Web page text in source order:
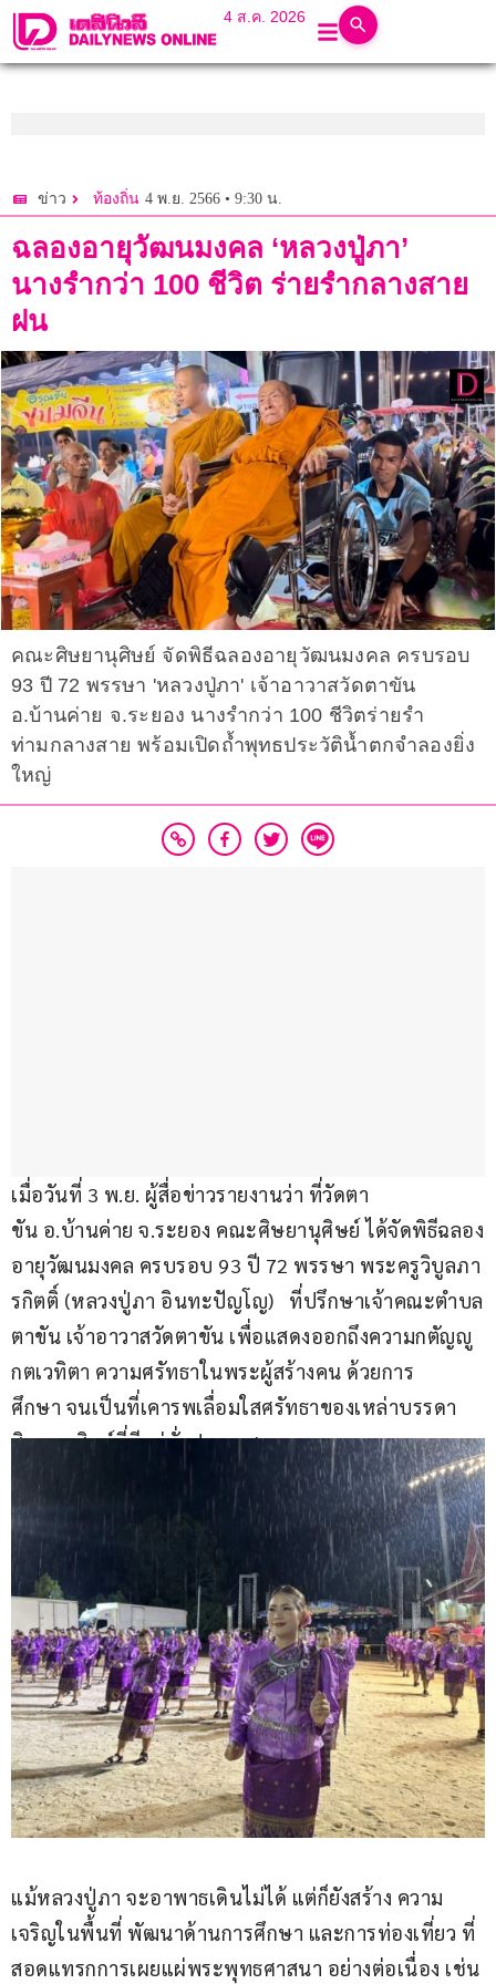
4 ส.ค. 2026
ข่าว ท้องถิ่น 4 พ.ย. 2566 • 9:30 น.
ฉลองอายุวัฒนมงคล ‘หลวงปู่ภา’
นางรำกว่า 100 ชีวิต ร่ายรำกลางสาย
ฝน
คณะศิษยานุศิษย์ จัดพิธีฉลองอายุวัฒนมงคล ครบรอบ
93 ปี 72 พรรษา 'หลวงปู่ภา' เจ้าอาวาสวัดตาขัน
อ.บ้านค่าย จ.ระยอง นางรำกว่า 100 ชีวิตร่ายรำ
ท่ามกลางสาย พร้อมเปิดถ้ำพุทธประวัติน้ำตกจำลองยิ่ง
ใหญ่
เมื่อวันที่ 3 พ.ย. ผู้สื่อข่าวรายงานว่า ที่วัดตา
ขัน อ.บ้านค่าย จ.ระยอง คณะศิษยานุศิษย์ ได้จัดพิธีฉลอง
อายุวัฒนมงคล ครบรอบ 93 ปี 72 พรรษา พระครูวิบูลภา
รกิตติ์ (หลวงปู่ภา อินทะปัญโญ)   ที่ปรึกษาเจ้าคณะตำบล
ตาขัน เจ้าอาวาสวัดตาขัน เพื่อแสดงออกถึงความกตัญญู
กตเวทิตา ความศรัทธาในพระผู้สร้างคน ด้วยการ
ศึกษา จนเป็นที่เคารพเลื่อมใสศรัทธาของเหล่าบรรดา
ศิษยานุศิษย์ที่มีอยู่ทั่วประเทศ
แม้หลวงปู่ภา จะอาพาธเดินไม่ได้ แต่ก็ยังสร้าง ความ
เจริญในพื้นที่ พัฒนาด้านการศึกษา และการท่องเที่ยว ที่
สอดแทรกการเผยแผ่พระพุทธศาสนา อย่างต่อเนื่อง เช่น